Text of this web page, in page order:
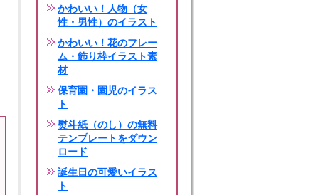
かわいい！人物（女
性・男性）のイラスト
かわいい！花のフレー
ム・飾り枠イラスト素
材
保育園・園児のイラス
ト
熨斗紙（のし）の無料
テンプレートをダウン
ロード
誕生日の可愛いイラス
ト